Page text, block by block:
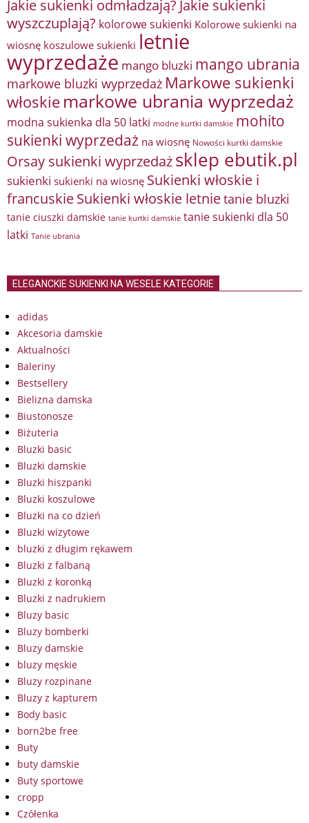
Jakie sukienki odmładzają? Jakie sukienki
wyszczuplają? kolorowe sukienki Kolorowe sukienki na
wiosnę koszulowe sukienki letnie
wyprzedaże mango bluzki mango ubrania
markowe bluzki wyprzedaż Markowe sukienki
włoskie markowe ubrania wyprzedaż
modna sukienka dla 50 latki modne kurtki damskie mohito
sukienki wyprzedaż na wiosnę Nowości kurtki damskie
Orsay sukienki wyprzedażsklep ebutik.pl
sukienki sukienki na wiosnę Sukienki włoskie i
francuskieSukienki włoskie letnietanie bluzki
tanie ciuszki damskie tanie kurtki damskie tanie sukienki dla 50
latki Tanie ubrania
ELEGANCKIE SUKIENKI NA WESELE KATEGORIE
adidas
Akcesoria damskie
Aktualności
Baleriny
Bestsellery
Bielizna damska
Biustonosze
Biżuteria
Bluzki basic
Bluzki damskie
Bluzki hiszpanki
Bluzki koszulowe
Bluzki na co dzień
Bluzki wizytowe
bluzki z długim rękawem
Bluzki z falbaną
Bluzki z koronką
Bluzki z nadrukiem
Bluzy basic
Bluzy bomberki
Bluzy damskie
bluzy męskie
Bluzy rozpinane
Bluzy z kapturem
Body basic
born2be free
Buty
buty damskie
Buty sportowe
cropp
Czółenka